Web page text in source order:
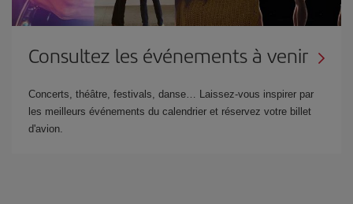
Consultez les événements à venir
Concerts, théâtre, festivals, danse… Laissez-vous inspirer par
les meilleurs événements du calendrier et réservez votre billet
d'avion.